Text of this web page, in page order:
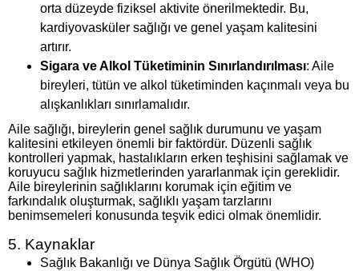
orta düzeyde fiziksel aktivite önerilmektedir. Bu,
kardiyovasküler sağlığı ve genel yaşam kalitesini
artırır.
Sigara ve Alkol Tüketiminin Sınırlandırılması: Aile
bireyleri, tütün ve alkol tüketiminden kaçınmalı veya bu
alışkanlıkları sınırlamalıdır.
Aile sağlığı, bireylerin genel sağlık durumunu ve yaşam
kalitesini etkileyen önemli bir faktördür. Düzenli sağlık
kontrolleri yapmak, hastalıkların erken teşhisini sağlamak ve
koruyucu sağlık hizmetlerinden yararlanmak için gereklidir.
Aile bireylerinin sağlıklarını korumak için eğitim ve
farkındalık oluşturmak, sağlıklı yaşam tarzlarını
benimsemeleri konusunda teşvik edici olmak önemlidir.
5. Kaynaklar
Sağlık Bakanlığı ve Dünya Sağlık Örgütü (WHO)